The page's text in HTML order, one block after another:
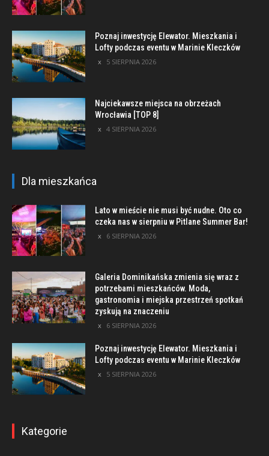
Poznaj inwestycję Elewator. Mieszkania i
Lofty podczas eventu w Marinie Kleczków
5 SIERPNIA 2026
Najciekawsze miejsca na obrzeżach
Wrocławia [TOP 8]
4 SIERPNIA 2026
Dla mieszkańca
Lato w mieście nie musi być nudne. Oto co
czeka nas w sierpniu w Pitlane Summer Bar!
6 SIERPNIA 2026
Galeria Dominikańska zmienia się wraz z
potrzebami mieszkańców. Moda,
gastronomia i miejska przestrzeń spotkań
zyskują na znaczeniu
6 SIERPNIA 2026
Poznaj inwestycję Elewator. Mieszkania i
Lofty podczas eventu w Marinie Kleczków
5 SIERPNIA 2026
Kategorie